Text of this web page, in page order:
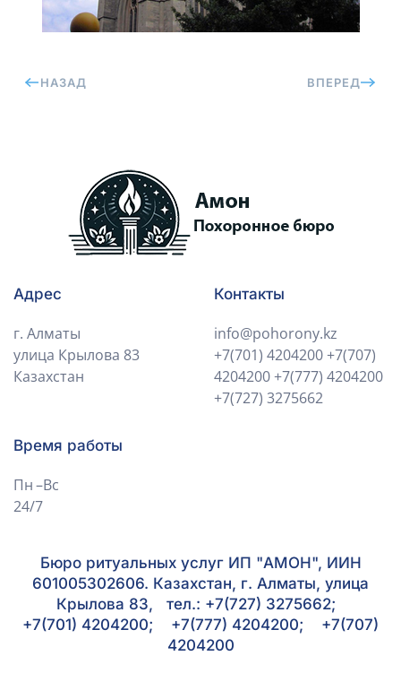
НАЗАД ВПЕРЕД
Адрес
г. Алматы
улица Крылова 83
Казахстан
Контакты
info@pohorony.kz
+7(701) 4204200+7(707)
4204200+7(777) 4204200
+7(727) 3275662
Время работы
Пн –Вс
24/7
Бюро ритуальных услуг ИП "АМОН", ИИН
601005302606. Казахстан, г. Алматы, улица
Крылова 83, тел.: +7(727) 3275662;
+7(701) 4204200; +7(777) 4204200; +7(707)
4204200